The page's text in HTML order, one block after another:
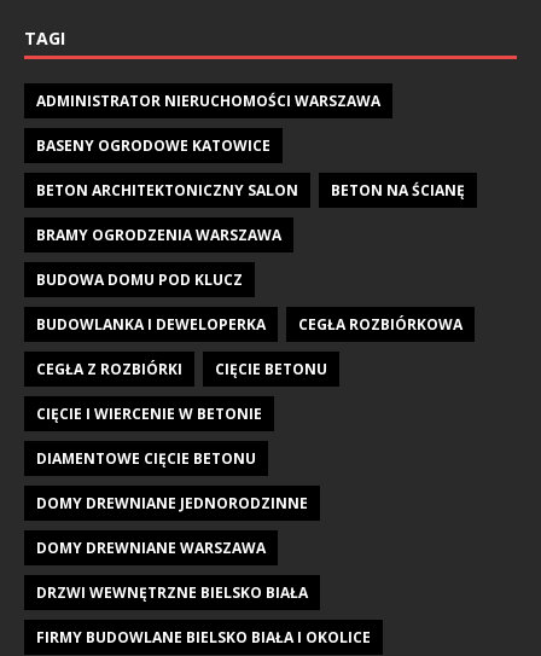
TAGI
ADMINISTRATOR NIERUCHOMOŚCI WARSZAWA
BASENY OGRODOWE KATOWICE
BETON ARCHITEKTONICZNY SALON BETON NA ŚCIANĘ
BRAMY OGRODZENIA WARSZAWA
BUDOWA DOMU POD KLUCZ
BUDOWLANKA I DEWELOPERKA CEGŁA ROZBIÓRKOWA
CEGŁA Z ROZBIÓRKI CIĘCIE BETONU
CIĘCIE I WIERCENIE W BETONIE
DIAMENTOWE CIĘCIE BETONU
DOMY DREWNIANE JEDNORODZINNE
DOMY DREWNIANE WARSZAWA
DRZWI WEWNĘTRZNE BIELSKO BIAŁA
FIRMY BUDOWLANE BIELSKO BIAŁA I OKOLICE